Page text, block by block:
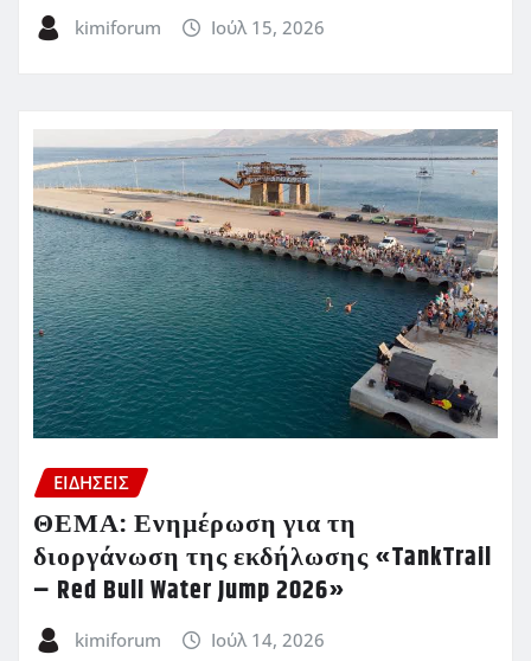
kimiforum Ιούλ 15, 2026
ΕΙΔΗΣΕΙΣ
ΘΕΜΑ: Ενημέρωση για τη
διοργάνωση της εκδήλωσης «TankTrail
– Red Bull Water Jump 2026»
kimiforum Ιούλ 14, 2026